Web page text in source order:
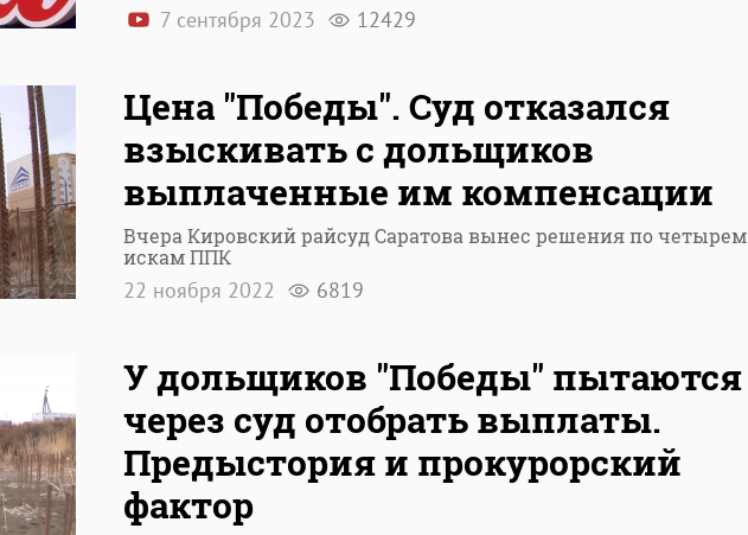
7 сентября 2023 12429
Цена "Победы". Суд отказался
взыскивать с дольщиков
выплаченные им компенсации
Вчера Кировский райсуд Саратова вынес решения по четырем
искам ППК
22 ноября 2022 6819
У дольщиков "Победы" пытаются
через суд отобрать выплаты.
Предыстория и прокурорский
фактор